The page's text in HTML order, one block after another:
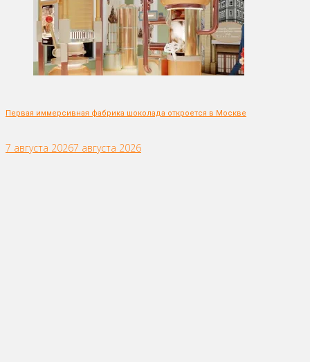
Первая иммерсивная фабрика шоколада откроется в Москве
7 августа 20267 августа 2026